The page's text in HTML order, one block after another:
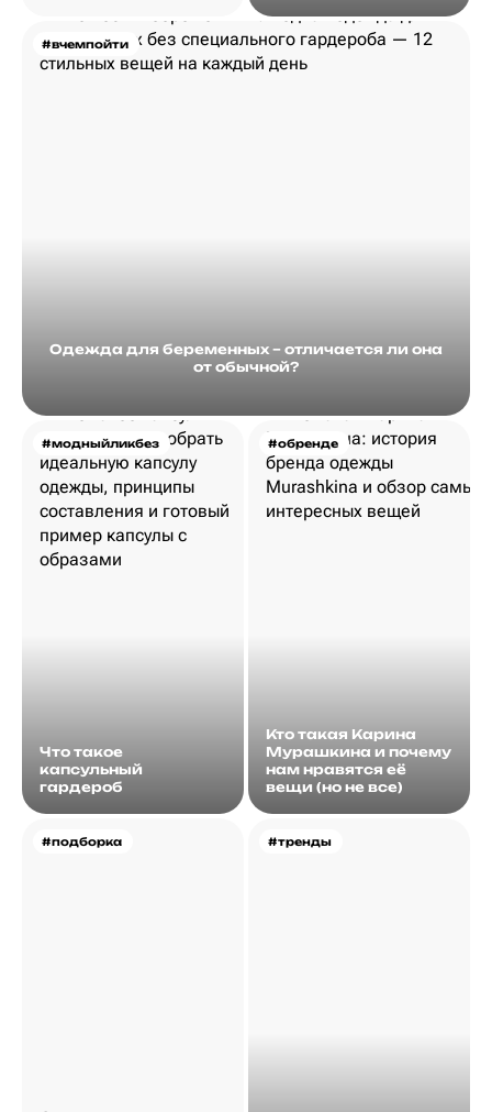
#вчемпойти
Одежда для беременных – отличается ли она
от обычной?
#модныйликбез
Что такое
капсульный
гардероб
#обренде
Кто такая Карина
Мурашкина и почему
нам нравятся её
вещи (но не все)
#подборка #тренды